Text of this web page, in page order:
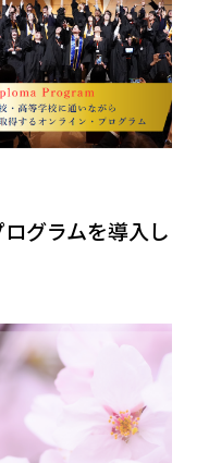
グラムを導入し